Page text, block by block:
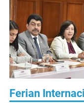
Ferian